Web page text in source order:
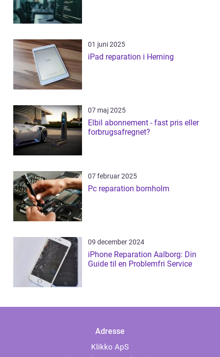
01 juni 2025
iPad reparation i Herning
07 maj 2025
Elbil abonnement - fast pris eller
forbrugsafregnet?
07 februar 2025
Pc reparation bornholm
09 december 2024
iPhone Reparation Aalborg: Din
Guide til en Problemfri Service
Adresse